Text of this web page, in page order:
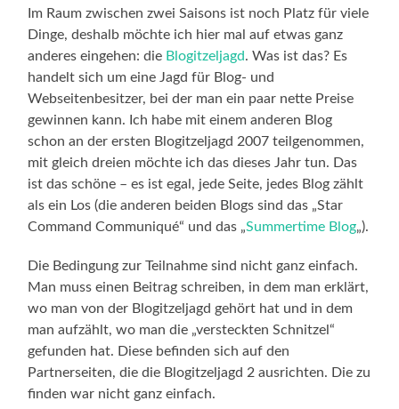
Im Raum zwischen zwei Saisons ist noch Platz für viele
Dinge, deshalb möchte ich hier mal auf etwas ganz
anderes eingehen: die Blogitzeljagd. Was ist das? Es
handelt sich um eine Jagd für Blog- und
Webseitenbesitzer, bei der man ein paar nette Preise
gewinnen kann. Ich habe mit einem anderen Blog
schon an der ersten Blogitzeljagd 2007 teilgenommen,
mit gleich dreien möchte ich das dieses Jahr tun. Das
ist das schöne – es ist egal, jede Seite, jedes Blog zählt
als ein Los (die anderen beiden Blogs sind das „Star
Command Communiqué“ und das „Summertime Blog„).
Die Bedingung zur Teilnahme sind nicht ganz einfach.
Man muss einen Beitrag schreiben, in dem man erklärt,
wo man von der Blogitzeljagd gehört hat und in dem
man aufzählt, wo man die „versteckten Schnitzel“
gefunden hat. Diese befinden sich auf den
Partnerseiten, die die Blogitzeljagd 2 ausrichten. Die zu
finden war nicht ganz einfach.